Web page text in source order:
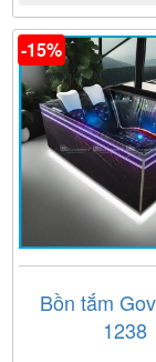
-15%
Bồn tắm
1238